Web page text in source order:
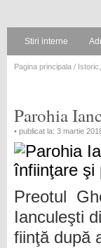
Stiri interne
Pagina principala / Istoric
Parohia
• publicat la: 3 martie
Preotul
Ianculeşti
fiinţă după